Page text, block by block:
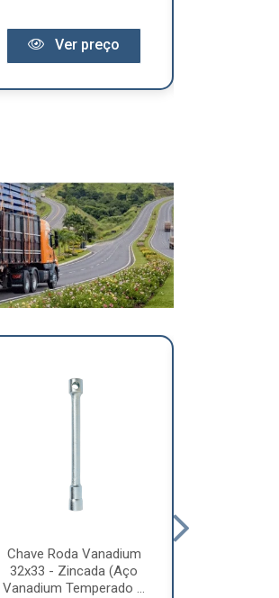
Ver preço
Chave Roda Vanadium
32x33 - Zincada (Aço
Vanadium Temperado ...